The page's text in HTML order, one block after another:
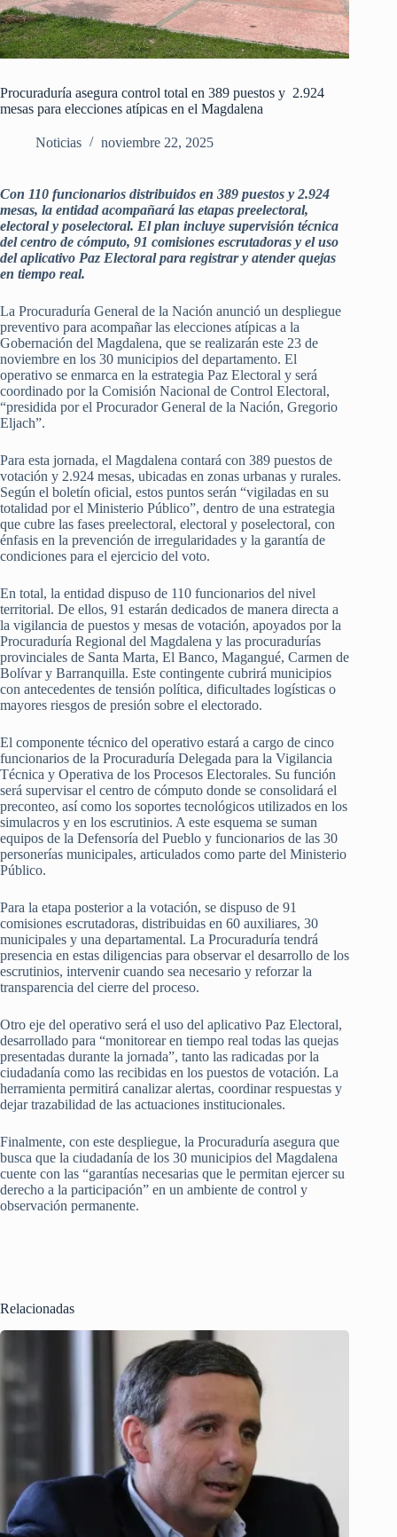
Procuraduría asegura control total en 389 puestos y 2.924
mesas para elecciones atípicas en el Magdalena
Noticias noviembre 22, 2025
Con 110 funcionarios distribuidos en 389 puestos y 2.924
mesas, la entidad acompañará las etapas preelectoral,
electoral y poselectoral. El plan incluye supervisión técnica
del centro de cómputo, 91 comisiones escrutadoras y el uso
del aplicativo Paz Electoral para registrar y atender quejas
en tiempo real.
La Procuraduría General de la Nación anunció un despliegue
preventivo para acompañar las elecciones atípicas a la
Gobernación del Magdalena, que se realizarán este 23 de
noviembre en los 30 municipios del departamento. El
operativo se enmarca en la estrategia Paz Electoral y será
coordinado por la Comisión Nacional de Control Electoral,
“presidida por el Procurador General de la Nación, Gregorio
Eljach”.
Para esta jornada, el Magdalena contará con 389 puestos de
votación y 2.924 mesas, ubicadas en zonas urbanas y rurales.
Según el boletín oficial, estos puntos serán “vigiladas en su
totalidad por el Ministerio Público”, dentro de una estrategia
que cubre las fases preelectoral, electoral y poselectoral, con
énfasis en la prevención de irregularidades y la garantía de
condiciones para el ejercicio del voto.
En total, la entidad dispuso de 110 funcionarios del nivel
territorial. De ellos, 91 estarán dedicados de manera directa a
la vigilancia de puestos y mesas de votación, apoyados por la
Procuraduría Regional del Magdalena y las procuradurías
provinciales de Santa Marta, El Banco, Magangué, Carmen de
Bolívar y Barranquilla. Este contingente cubrirá municipios
con antecedentes de tensión política, dificultades logísticas o
mayores riesgos de presión sobre el electorado.
El componente técnico del operativo estará a cargo de cinco
funcionarios de la Procuraduría Delegada para la Vigilancia
Técnica y Operativa de los Procesos Electorales. Su función
será supervisar el centro de cómputo donde se consolidará el
preconteo, así como los soportes tecnológicos utilizados en los
simulacros y en los escrutinios. A este esquema se suman
equipos de la Defensoría del Pueblo y funcionarios de las 30
personerías municipales, articulados como parte del Ministerio
Público.
Para la etapa posterior a la votación, se dispuso de 91
comisiones escrutadoras, distribuidas en 60 auxiliares, 30
municipales y una departamental. La Procuraduría tendrá
presencia en estas diligencias para observar el desarrollo de los
escrutinios, intervenir cuando sea necesario y reforzar la
transparencia del cierre del proceso.
Otro eje del operativo será el uso del aplicativo Paz Electoral,
desarrollado para “monitorear en tiempo real todas las quejas
presentadas durante la jornada”, tanto las radicadas por la
ciudadanía como las recibidas en los puestos de votación. La
herramienta permitirá canalizar alertas, coordinar respuestas y
dejar trazabilidad de las actuaciones institucionales.
Finalmente, con este despliegue, la Procuraduría asegura que
busca que la ciudadanía de los 30 municipios del Magdalena
cuente con las “garantías necesarias que le permitan ejercer su
derecho a la participación” en un ambiente de control y
observación permanente.
Relacionadas